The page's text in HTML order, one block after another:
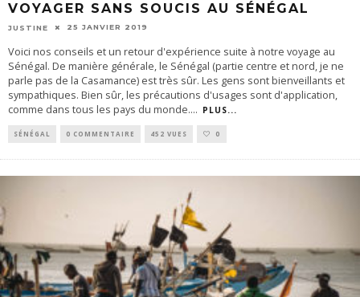
VOYAGER SANS SOUCIS AU SÉNÉGAL
JUSTINE 25 JANVIER 2019
Voici nos conseils et un retour d'expérience suite à notre voyage au
Sénégal. De manière générale, le Sénégal (partie centre et nord, je ne
parle pas de la Casamance) est très sûr. Les gens sont bienveillants et
sympathiques. Bien sûr, les précautions d'usages sont d'application,
comme dans tous les pays du monde.... PLUS...
SÉNÉGAL 0 COMMENTAIRE 452 VUES 0